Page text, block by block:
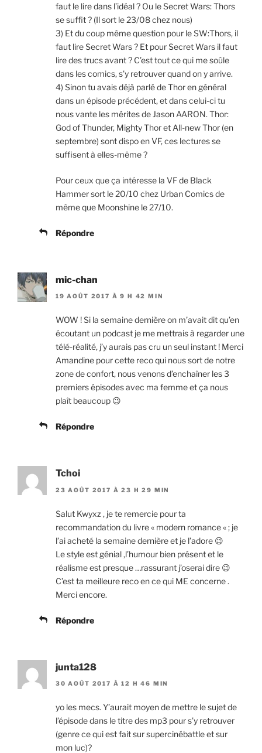
faut le lire dans l’idéal ? Ou le Secret Wars: Thors
se suffit ? (Il sort le 23/08 chez nous)
3) Et du coup même question pour le SW:Thors, il
faut lire Secret Wars ? Et pour Secret Wars il faut
lire des trucs avant ? C’est tout ce qui me soûle
dans les comics, s’y retrouver quand on y arrive.
4) Sinon tu avais déjà parlé de Thor en général
dans un épisode précédent, et dans celui-ci tu
nous vante les mérites de Jason AARON. Thor:
God of Thunder, Mighty Thor et All-new Thor (en
septembre) sont dispo en VF, ces lectures se
suffisent à elles-même ?
Pour ceux que ça intéresse la VF de Black
Hammer sort le 20/10 chez Urban Comics de
même que Moonshine le 27/10.
Répondre
mic-chan
19 AOÛT 2017 À 9 H 42 MIN
WOW ! Si la semaine dernière on m’avait dit qu’en
écoutant un podcast je me mettrais à regarder une
télé-réalité, j’y aurais pas cru un seul instant ! Merci
Amandine pour cette reco qui nous sort de notre
zone de confort, nous venons d’enchaîner les 3
premiers épisodes avec ma femme et ça nous
plaît beaucoup 😉
Répondre
Tchoi
23 AOÛT 2017 À 23 H 29 MIN
Salut Kwyxz , je te remercie pour ta
recommandation du livre « modern romance « ; je
l’ai acheté la semaine dernière et je l’adore 😉
Le style est génial ,l’humour bien présent et le
réalisme est presque …rassurant j’oserai dire 😉
C’est ta meilleure reco en ce qui ME concerne .
Merci encore.
Répondre
junta128
30 AOÛT 2017 À 12 H 46 MIN
yo les mecs. Y’aurait moyen de mettre le sujet de
l’épisode dans le titre des mp3 pour s’y retrouver
(genre ce qui est fait sur supercinébattle et sur
mon luc)?